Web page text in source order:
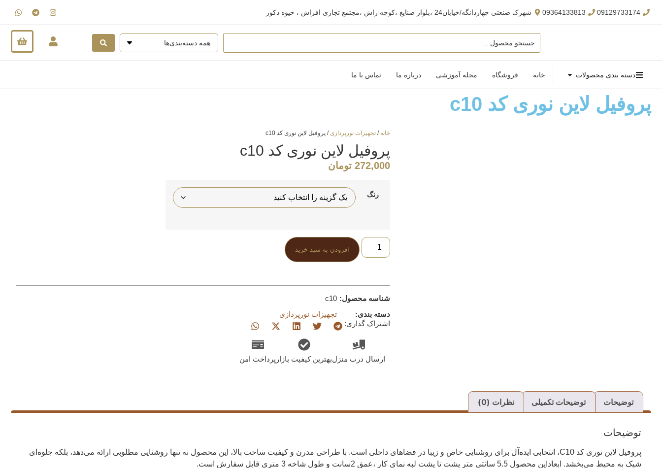
09129733174
09364133813 شهرک صنعتی چهاردانگه/خیابان24 ،بلوار صنایع ،کوچه راش ،مجتمع تجاری افراش ، حیوه دکور
همه دسته‌بندی‌ها
دسته بندی محصولات خانه فروشگاه مجله آموزشی درباره ما تماس با ما
پروفیل لاین نوری کد c10
خانه / تجهیزات نورپردازی/ پروفیل لاین نوری کد c10
پروفیل لاین نوری کد c10
272,000 تومان
رنگ
افزودن به سبد خرید
شناسه محصول: c10
دسته بندی:
تجهیزات نورپردازی
اشتراک گذاری:
ارسال درب منزلبهترین کیفیت بازار پرداخت امن
توضیحات توضیحات تکمیلی نظرات (0)
توضیحات
پروفیل لاین نوری کد C10، انتخابی ایده‌آل برای روشنایی خاص و زیبا در فضاهای داخلی است. با طراحی مدرن و کیفیت ساخت بالا، این محصول نه تنها روشنایی مطلوبی ارائه می‌دهد، بلکه جلوه‌ای
شیک به محیط می‌بخشد. ابعاداین محصول 5.5 سانتی متر پشت تا پشت لبه نمای کار ،عمق 2سانت و طول شاخه 3 متری قابل سفارش است.